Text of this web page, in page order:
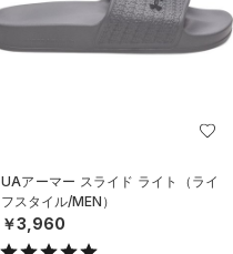
UAアーマー スライド ライト（ライ
フスタイル/MEN）
￥3,960